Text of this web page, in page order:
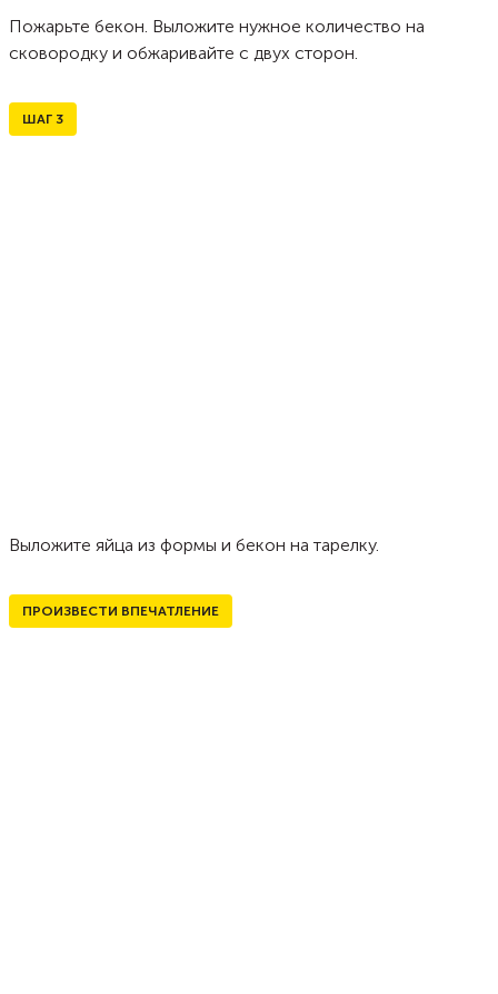
Пожарьте бекон. Выложите нужное количество на
сковородку и обжаривайте с двух сторон.
ШАГ 3
Выложите яйца из формы и бекон на тарелку.
ПРОИЗВЕСТИ ВПЕЧАТЛЕНИЕ